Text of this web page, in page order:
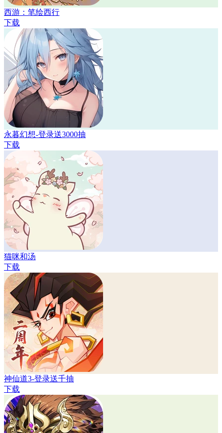
西游：笔绘西行
下载
永暮幻想-登录送3000抽
下载
猫咪和汤
下载
神仙道3-登录送千抽
下载